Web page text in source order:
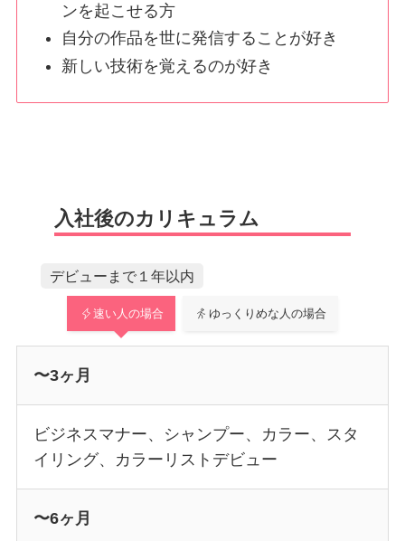
ンを起こせる方
自分の作品を世に発信することが好き
新しい技術を覚えるのが好き
入社後のカリキュラム
デビューまで１年以内
速い人の場合 ゆっくりめな人の場合
〜3ヶ月
ビジネスマナー、シャンプー、カラー、スタ
イリング、カラーリストデビュー
〜6ヶ月